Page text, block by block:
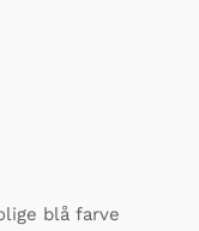
blå farve